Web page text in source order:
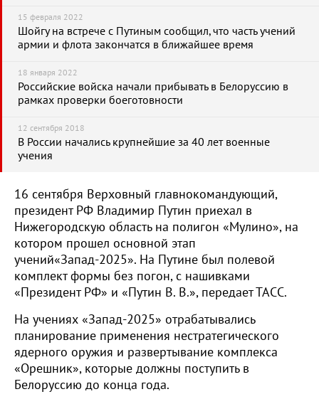
15 февраля 2022
Шойгу на встрече с Путиным сообщил, что часть учений
армии и флота закончатся в ближайшее время
18 января 2022
Российские войска начали прибывать в Белоруссию в
рамках проверки боеготовности
12 сентября 2018
В России начались крупнейшие за 40 лет военные
учения
16 сентября Верховный главнокомандующий,
президент РФ Владимир Путин приехал в
Нижегородскую область на полигон «Мулино», на
котором прошел основной этап
учений«Запад-2025». На Путине был полевой
комплект формы без погон, с нашивками
«Президент РФ» и «Путин В. В.», передает ТАСС.
На учениях «Запад-2025» отрабатывались
планирование применения нестратегического
ядерного оружия и развертывание комплекса
«Орешник», которые должны поступить в
Белоруссию до конца года.